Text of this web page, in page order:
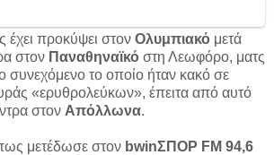
έχει προκύψει στον Ολυμπιακό μετά
στον Παναθηναϊκό στη Λεωφόρο, ματς
συνεχόμενο το οποίο ήταν κακό σε
«ερυθρολεύκων», έπειτα από αυτό
στον Απόλλωνα.
μετέδωσε στον bwinΣΠΟΡ FM 94,6